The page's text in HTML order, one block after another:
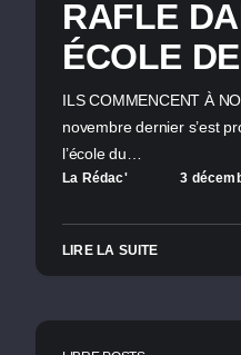
RAFLE
ÉCOLE
ILS COMMENCENT À
novembre dernier s’est
l’école du…
La Rédac' 3
LIRE LA SUITE